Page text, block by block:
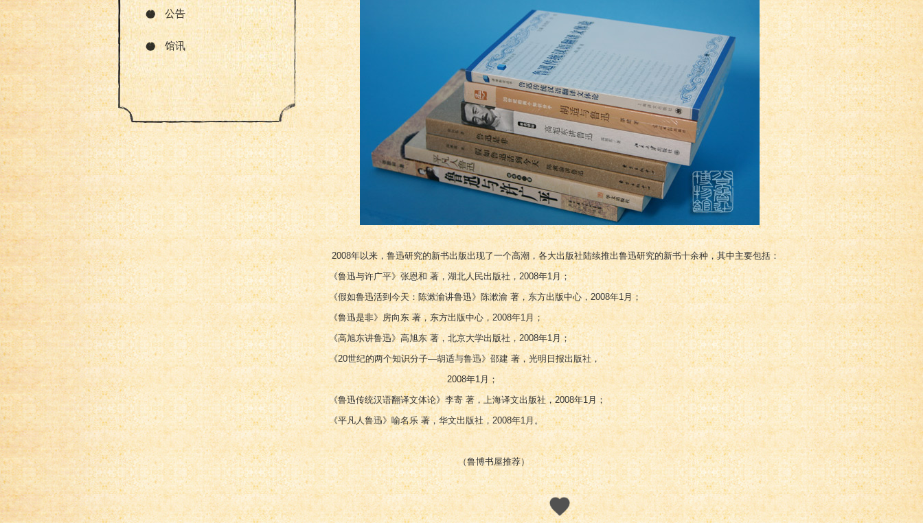
公告
馆讯
2008年以来，鲁迅研究的新书出版出现了一个高潮，各大出版社陆续推出鲁迅研究的新书十余种，其中主要包括：
《鲁迅与许广平》张恩和 著，湖北人民出版社，2008年1月；
《假如鲁迅活到今天：陈漱渝讲鲁迅》陈漱渝 著，东方出版中心，2008年1月；
《鲁迅是非》房向东 著，东方出版中心，2008年1月；
《高旭东讲鲁迅》高旭东 著，北京大学出版社，2008年1月；
《20世纪的两个知识分子—胡适与鲁迅》邵建 著，光明日报出版社，
2008年1月；
《鲁迅传统汉语翻译文体论》李寄 著，上海译文出版社，2008年1月；
《平凡人鲁迅》喻名乐 著，华文出版社，2008年1月。
（鲁博书屋推荐）